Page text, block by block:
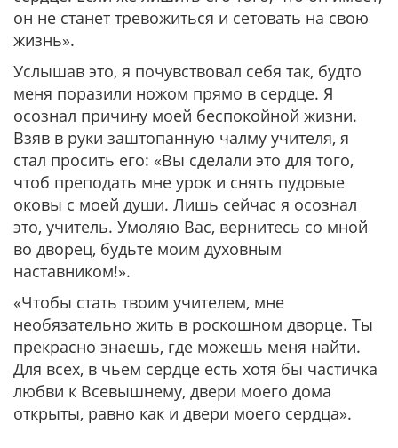
он не станет тревожиться и сетовать на свою
жизнь».
Услышав это, я почувствовал себя так, будто
меня поразили ножом прямо в сердце. Я
осознал причину моей беспокойной жизни.
Взяв в руки заштопанную чалму учителя, я
стал просить его: «Вы сделали это для того,
чтоб преподать мне урок и снять пудовые
оковы с моей души. Лишь сейчас я осознал
это, учитель. Умоляю Вас, вернитесь со мной
во дворец, будьте моим духовным
наставником!».
«Чтобы стать твоим учителем, мне
необязательно жить в роскошном дворце. Ты
прекрасно знаешь, где можешь меня найти.
Для всех, в чьем сердце есть хотя бы частичка
любви к Всевышнему, двери моего дома
открыты, равно как и двери моего сердца».